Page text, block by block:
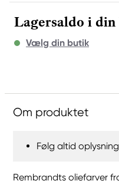
Lagersaldo i
Vælg din butik
Om produktet
Følg altid
Rembrandts oliefarver